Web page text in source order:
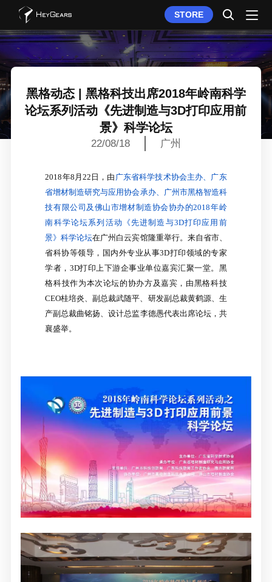
STORE
黑格动态 | 黑格科技出席2018年岭南科学
论坛系列活动《先进制造与3D打印应用前
景》科学论坛
22/08/18 广州
2018年8月22日，由 广东省科学技术协会主办、广东
省增材制造研究与应用协会承办、广州市黑格智造科
技有限公司及佛山市增材制造协会协办的2018年岭
南科学论坛系列活动《先进制造与3D打印应用前
景》科学论坛在广州白云宾馆隆重举行。来自省市、
省科协等领导，国内外专业从事3D打印领域的专家
学者，3D打印上下游企事业单位嘉宾汇聚一堂。黑
格科技作为本次论坛的协办方及嘉宾，由黑格科技
CEO桂培炎、副总裁武随平、研发副总裁黄鹤源、生
产副总裁曲铭扬、设计总监李德愚代表出席论坛，共
襄盛举。